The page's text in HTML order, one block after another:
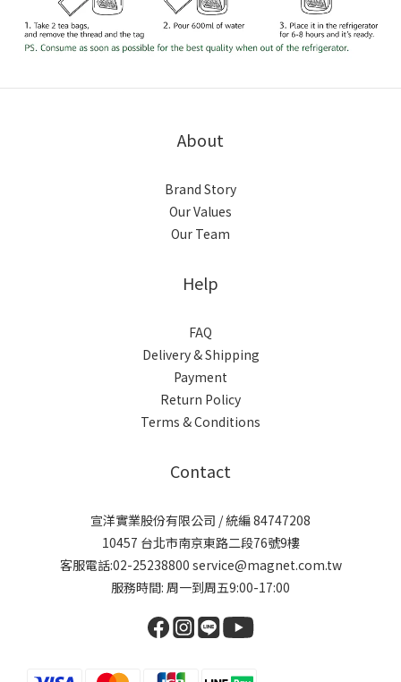
About
Brand Story
Our Values
Our Team
Help
FAQ
Delivery & Shipping
Payment
Return Policy
Terms & Conditions
Contact
宣洋實業股份有限公司 / 統編 84747208
10457 台北市南京東路二段76號9樓
客服電話:02-25238800 service@magnet.com.tw
服務時間: 周一到周五9:00-17:00